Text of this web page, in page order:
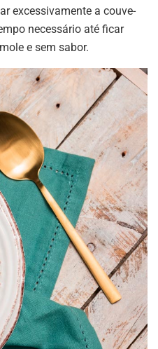
excessivamente a couve-
necessário até ficar
e sem sabor.